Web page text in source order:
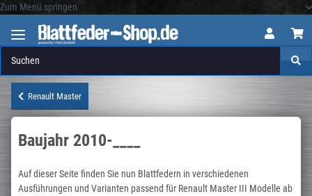
Zum Menü springen
Renault Master
Baujahr 2010-____
Auf dieser Seite finden Sie nun Blattfedern in verschiedenen
Ausführungen und Varianten passend für Renault Master III Modelle ab